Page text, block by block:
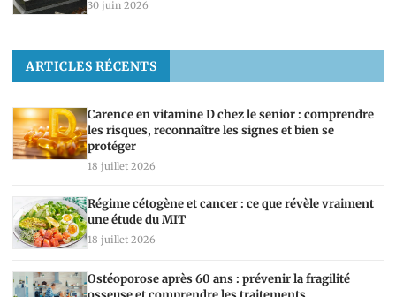
30 juin 2026
ARTICLES RÉCENTS
Carence en vitamine D chez le senior : comprendre
les risques, reconnaître les signes et bien se
protéger
18 juillet 2026
Régime cétogène et cancer : ce que révèle vraiment
une étude du MIT
18 juillet 2026
Ostéoporose après 60 ans : prévenir la fragilité